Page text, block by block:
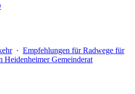
· Empfehlungen für Radwege für
Gemeinderat